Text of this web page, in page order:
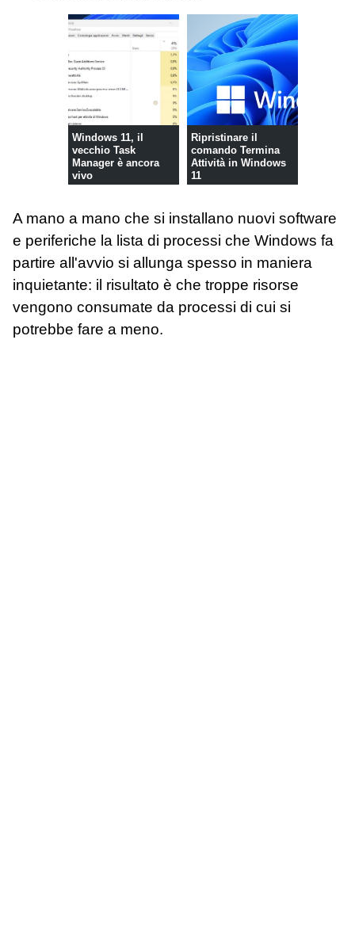
Windows 11, il
vecchio Task
Manager è ancora
vivo
Ripristinare il
comando Termina
Attività in Windows
11
A mano a mano che si installano nuovi software
e periferiche la lista di processi che Windows fa
partire all'avvio si allunga spesso in maniera
inquietante: il risultato è che troppe risorse
vengono consumate da processi di cui si
potrebbe fare a meno.